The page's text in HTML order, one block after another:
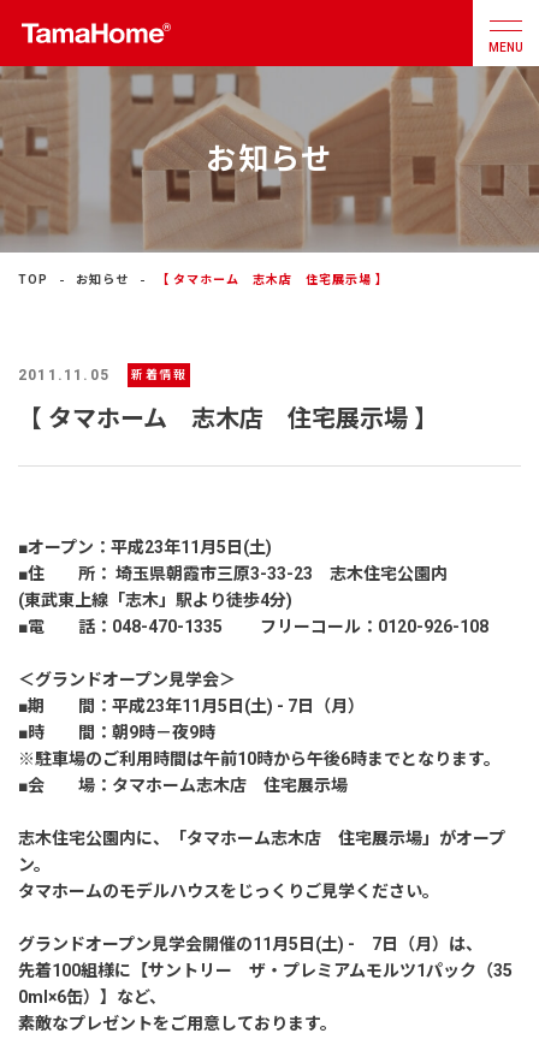
カタログ お問合せ
注文住宅
リフォーム
不動産事業
建築実例
生活サービス・その他
企業・IR情報
MENU
お知らせ
TOP お知らせ 【 タマホーム 志木店 住宅展示場 】
2011.11.05 新着情報
【 タマホーム 志木店 住宅展示場 】
■オープン：平成23年11月5日(土)
■住 所： 埼玉県朝霞市三原3-33-23 志木住宅公園内
(東武東上線「志木」駅より徒歩4分)
■電 話：048-470-1335 フリーコール：0120-926-108
＜グランドオープン見学会＞
■期 間：平成23年11月5日(土) - 7日（月）
■時 間：朝9時－夜9時
※駐車場のご利用時間は午前10時から午後6時までとなります。
■会 場：タマホーム志木店 住宅展示場
志木住宅公園内に、「タマホーム志木店 住宅展示場」がオープ
ン。
タマホームのモデルハウスをじっくりご見学ください。
グランドオープン見学会開催の11月5日(土) - 7日（月）は、
先着100組様に【サントリー ザ・プレミアムモルツ1パック（35
0ml×6缶）】など、
素敵なプレゼントをご用意しております。